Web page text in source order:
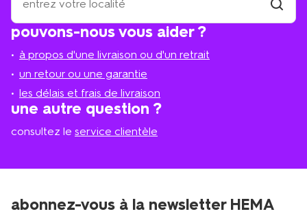
pouvons-nous vous aider ?
à propos d'une livraison ou d'un retrait
un retour ou une garantie
les délais et frais de livraison
une autre question ?
consultez le service clientèle
trouve
le
le
plus
proche
trouver
abonnez-vous à la newsletter HEMA